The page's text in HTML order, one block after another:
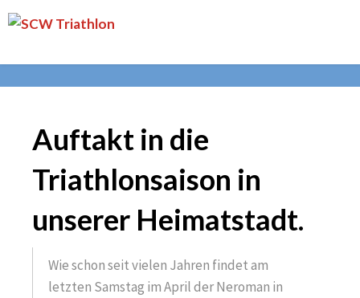
Skip
Auftakt in die
Triathlonsaison in
unserer Heimatstadt.
Wie schon seit vielen Jahren findet am
letzten Samstag im April der Neroman in